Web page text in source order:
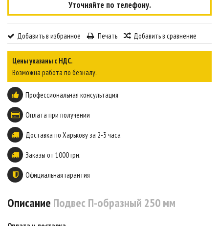
Уточняйте по телефону.
Добавить в избранное Печать Добавить в сравнение
Цены указаны с НДС.
Возможна работа по безналу.
Профессиональная консультация
Оплата при получении
Доставка по Харькову за 2-3 часа
Заказы от 1000 грн.
Официальная гарантия
Описание Подвес П-образный 250 мм